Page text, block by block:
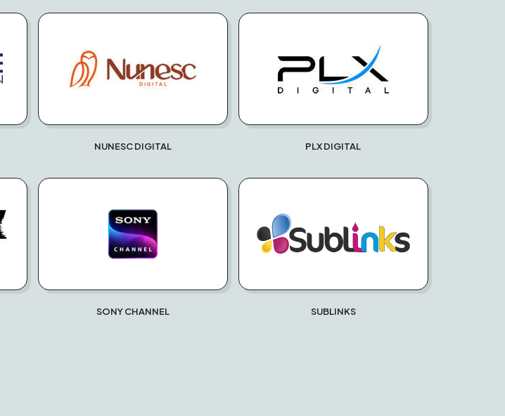
NUNESC DIGITAL PLX DIGITAL
SONY CHANNEL SUBLINKS